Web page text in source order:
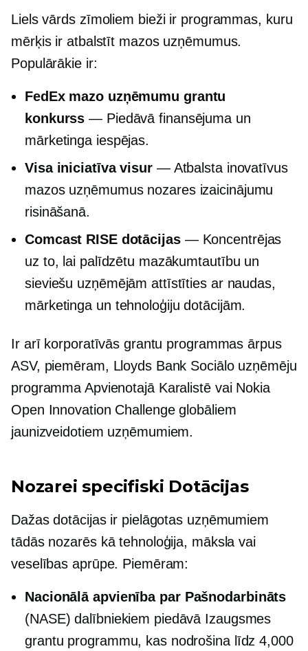
Liels vārdszīmoliem bieži ir programmas, kuru
mērķis ir atbalstīt mazos uzņēmumus.
Populārākie ir:
FedEx mazo uzņēmumu grantu
konkurss — Piedāvā finansējuma un
mārketinga iespējas.
Visa iniciatīva visur— Atbalsta inovatīvus
mazos uzņēmumus nozares izaicinājumu
risināšanā.
Comcast RISE dotācijas— Koncentrējas
uz to, lai palīdzētu mazākumtautību un
sieviešu uzņēmējām attīstīties ar naudas,
mārketinga un tehnoloģiju dotācijām.
Ir arī korporatīvās grantu programmas ārpus
ASV, piemēram, Lloyds Bank Sociālo uzņēmēju
programma Apvienotajā Karalistē vai Nokia
Open Innovation Challenge globāliem
jaunizveidotiem uzņēmumiem.
Nozarei specifiski Dotācijas
Dažas dotācijas ir pielāgotas uzņēmumiem
tādās nozarēs kā tehnoloģija, māksla vai
veselības aprūpe. Piemēram:
Nacionālā apvienība par Pašnodarbināts
(NASE) dalībniekiem piedāvā Izaugsmes
grantu programmu, kas nodrošina līdz 4,000